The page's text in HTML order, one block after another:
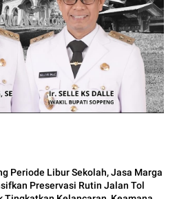
Periode Libur Sekolah, Jasa Marga
Preservasi Rutin Jalan Tol